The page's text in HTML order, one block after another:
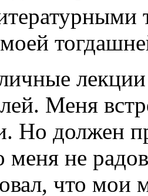
Меня
Но должен
меня не
что мои